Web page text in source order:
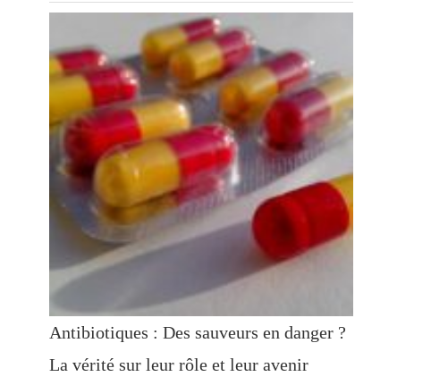
Antibiotiques : Des sauveurs en danger ?
La vérité sur leur rôle et leur avenir